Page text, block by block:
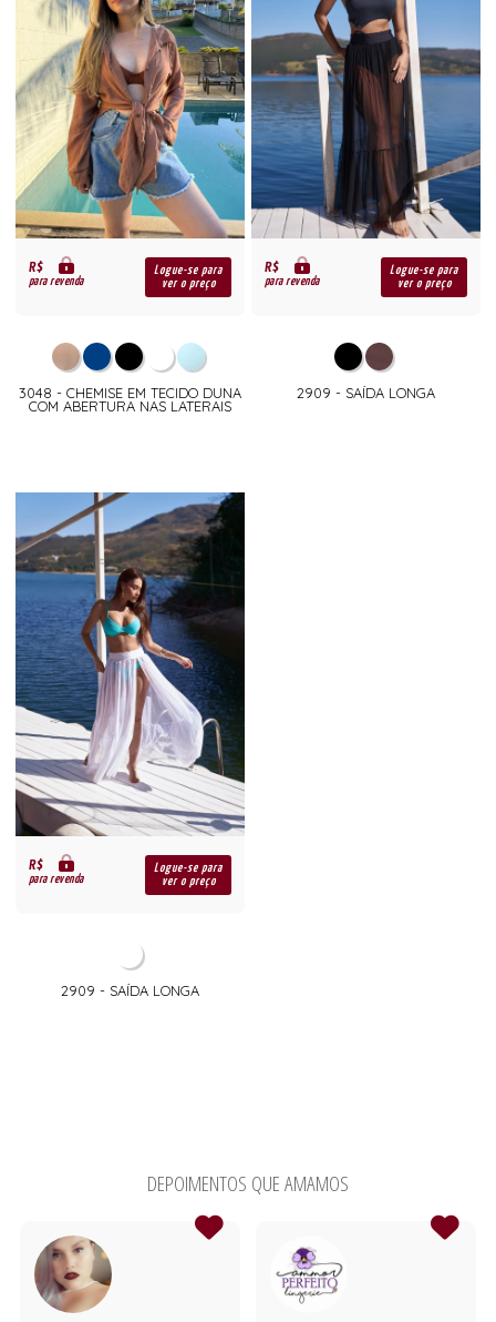
R$
para revenda
Logue-se para
ver o preço
3048 - CHEMISE EM TECIDO DUNA
COM ABERTURA NAS LATERAIS
R$
para revenda
Logue-se para
ver o preço
2909 - SAÍDA LONGA
R$
para revenda
Logue-se para
ver o preço
2909 - SAÍDA LONGA
DEPOIMENTOS QUE AMAMOS